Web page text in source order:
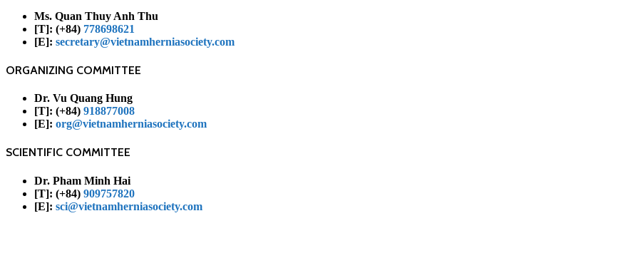
Ms. Quan Thuy Anh Thu
[T]: (+84) 778698621
[E]: secretary@vietnamherniasociety.com
ORGANIZING COMMITTEE
Dr. Vu Quang Hung
[T]: (+84) 918877008
[E]: org@vietnamherniasociety.com
SCIENTIFIC COMMITTEE
Dr. Pham Minh Hai
[T]: (+84) 909757820
[E]: sci@vietnamherniasociety.com